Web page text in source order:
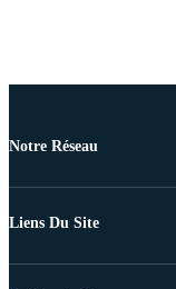
Notre Réseau
Liens Du Site